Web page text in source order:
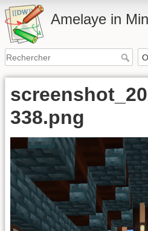
Amelaye in
338.png